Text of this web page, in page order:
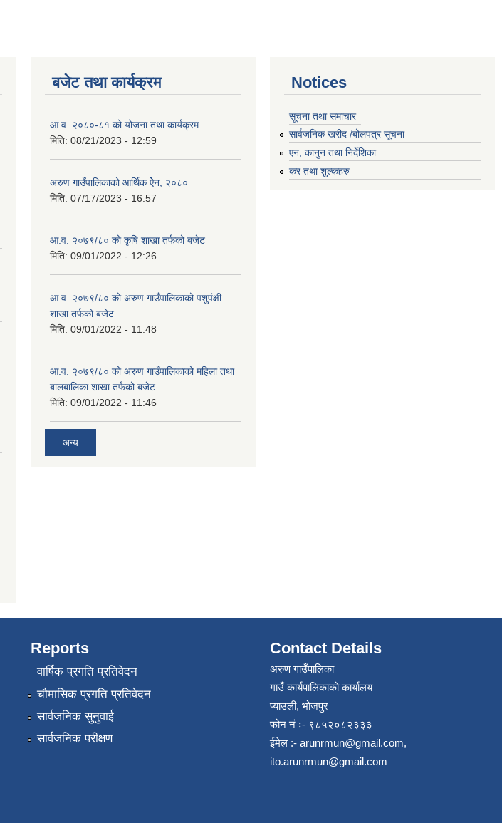
बजेट तथा कार्यक्रम
आ.व. २०८०-८१ को योजना तथा कार्यक्रम
मिति: 08/21/2023 - 12:59
अरुण गाउँपालिकाको आर्थिक ऐेन, २०८०
मिति: 07/17/2023 - 16:57
आ.व. २०७९/८० को कृषि शाखा तर्फको बजेट
मिति: 09/01/2022 - 12:26
आ.व. २०७९/८० को अरुण गाउँपालिकाको पशुपंक्षी
शाखा तर्फको बजेट
मिति: 09/01/2022 - 11:48
आ.व. २०७९/८० को अरुण गाउँपालिकाको महिला तथा
बालबालिका शाखा तर्फको बजेट
मिति: 09/01/2022 - 11:46
अन्य
Notices
सूचना तथा समाचार
सार्वजनिक खरीद /बोलपत्र सूचना
एन, कानुन तथा निर्देशिका
कर तथा शुल्कहरु
Reports
वार्षिक प्रगति प्रतिवेदन
चौमासिक प्रगति प्रतिवेदन
सार्वजनिक सुनुवाई
सार्वजनिक परीक्षण
Contact Details
अरुण गाउँपालिका
गाउँ कार्यपालिकाको कार्यालय
प्याउली, भोजपुर
फोन नं ः- ९८५२०८२३३३
ईमेल :- arunrmun@gmail.com,
ito.arunrmun@gmail.com